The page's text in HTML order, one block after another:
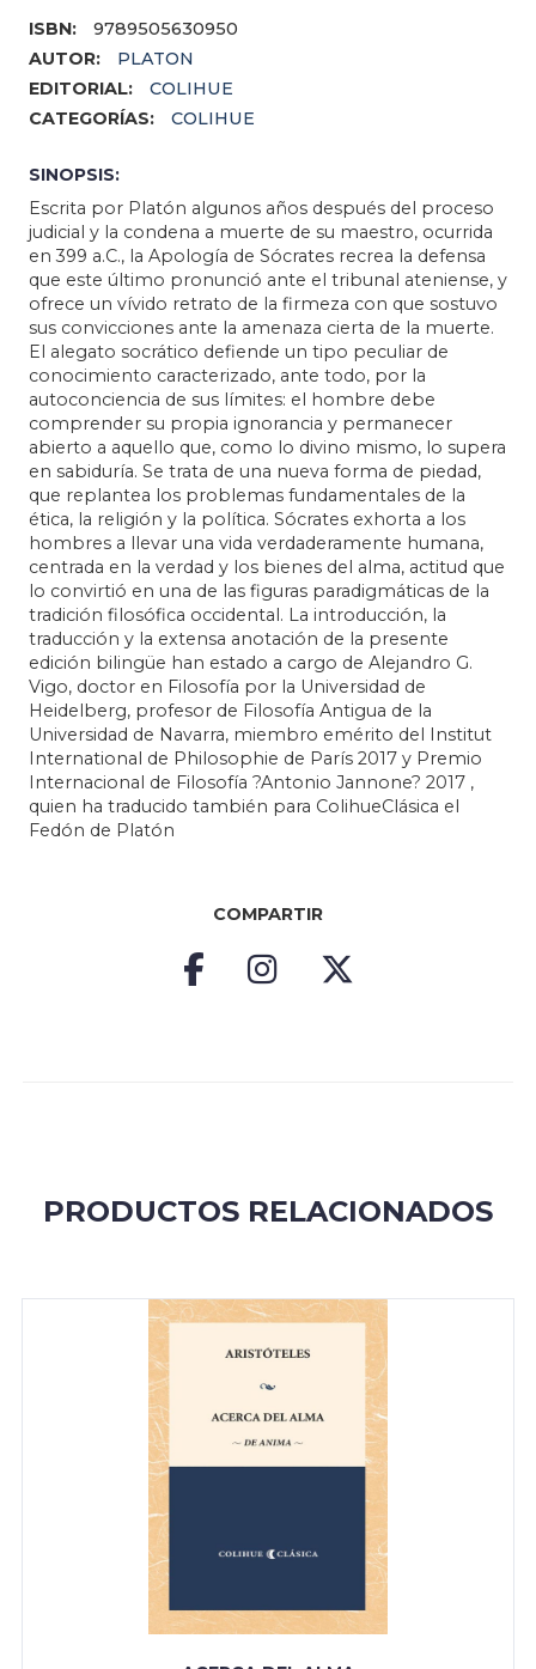
ISBN:
9789505630950
AUTOR:
PLATON
EDITORIAL:
COLIHUE
CATEGORÍAS:
COLIHUE
SINOPSIS:
Escrita por Platón algunos años después del proceso
judicial y la condena a muerte de su maestro, ocurrida
en 399 a.C., la Apología de Sócrates recrea la defensa
que este último pronunció ante el tribunal ateniense, y
ofrece un vívido retrato de la firmeza con que sostuvo
sus convicciones ante la amenaza cierta de la muerte.
El alegato socrático defiende un tipo peculiar de
conocimiento caracterizado, ante todo, por la
autoconciencia de sus límites: el hombre debe
comprender su propia ignorancia y permanecer
abierto a aquello que, como lo divino mismo, lo supera
en sabiduría. Se trata de una nueva forma de piedad,
que replantea los problemas fundamentales de la
ética, la religión y la política. Sócrates exhorta a los
hombres a llevar una vida verdaderamente humana,
centrada en la verdad y los bienes del alma, actitud que
lo convirtió en una de las figuras paradigmáticas de la
tradición filosófica occidental. La introducción, la
traducción y la extensa anotación de la presente
edición bilingüe han estado a cargo de Alejandro G.
Vigo, doctor en Filosofía por la Universidad de
Heidelberg, profesor de Filosofía Antigua de la
Universidad de Navarra, miembro emérito del Institut
International de Philosophie de París 2017 y Premio
Internacional de Filosofía ?Antonio Jannone? 2017 ,
quien ha traducido también para ColihueClásica el
Fedón de Platón
COMPARTIR
PRODUCTOS RELACIONADOS